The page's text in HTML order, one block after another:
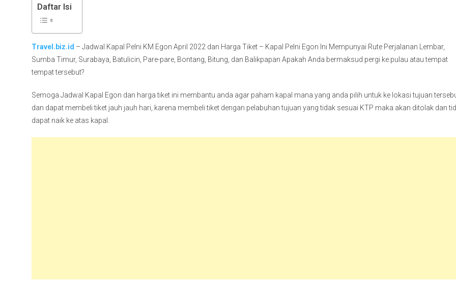
Daftar Isi
Travel.biz.id – Jadwal Kapal Pelni KM Egon April 2022 dan Harga Tiket – Kapal Pelni Egon Ini Mempunyai Rute Perjalanan Lembar,
Sumba Timur, Surabaya, Batulicin, Pare-pare, Bontang, Bitung, dan Balikpapan Apakah Anda bermaksud pergi ke pulau atau tempat
tempat tersebut?
Semoga Jadwal Kapal Egon dan harga tiket ini membantu anda agar paham kapal mana yang anda pilih untuk ke lokasi tujuan
dan dapat membeli tiket jauh jauh hari, karena membeli tiket dengan pelabuhan tujuan yang tidak sesuai KTP maka akan ditolak dan
dapat naik ke atas kapal.